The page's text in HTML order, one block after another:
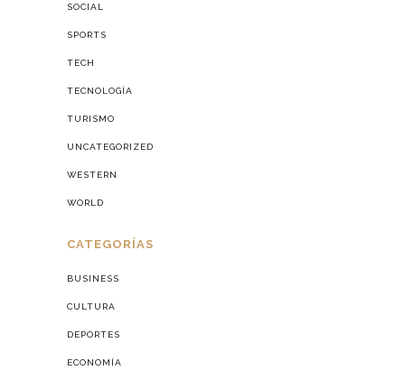
SOCIAL
SPORTS
TECH
TECNOLOGÍA
TURISMO
UNCATEGORIZED
WESTERN
WORLD
CATEGORÍAS
BUSINESS
CULTURA
DEPORTES
ECONOMÍA